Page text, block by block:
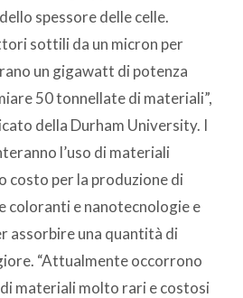
spessore delle celle.
sottili da un micron per
un gigawatt di potenza
50 tonnellate di materiali”,
della Durham University. I
l’uso di materiali
costo per la produzione di
coloranti e nanotecnologie e
assorbire una quantità di
“Attualmente occorrono
materiali molto rari e costosi